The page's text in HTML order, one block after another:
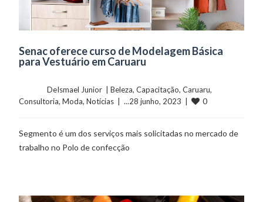
Senac oferece curso de Modelagem Básica
para Vestuário em Caruaru
	    	DeIsmael Junior  |
Beleza, Capacitação, Caruaru
Consultoria, Moda, Notícias
  |  ...28 junho, 2023  |
0
Segmento é um dos serviços mais solicitadas no mercado de
trabalho no Polo de confecção